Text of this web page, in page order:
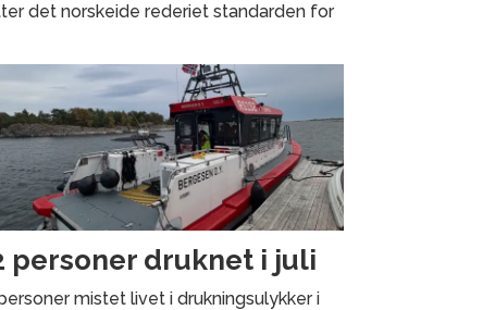
det norskeide rederiet standarden for
personer druknet i juli
mistet livet i drukningsulykker i